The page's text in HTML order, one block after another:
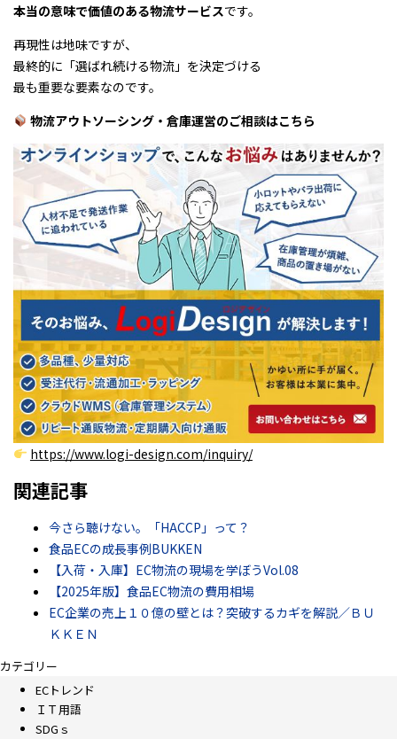
本当の意味で価値のある物流サービスです。
再現性は地味ですが、
最終的に「選ばれ続ける物流」を決定づける
最も重要な要素なのです。
物流アウトソーシング・倉庫運営のご相談はこちら
https://www.logi-design.com/inquiry/
関連記事
今さら聴けない。「HACCP」って？
食品ECの成長事例BUKKEN
【入荷・入庫】EC物流の現場を学ぼうVol.08
【2025年版】食品EC物流の費用相場
EC企業の売上１０億の壁とは？突破するカギを解説／ＢＵ
ＫＫＥＮ
カテゴリー
ECトレンド
ＩＴ用語
SDGｓ